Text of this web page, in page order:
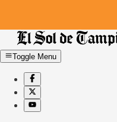
Toggle Menu